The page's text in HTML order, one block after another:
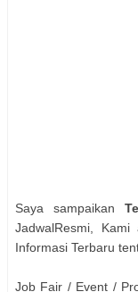
Saya sampaikan
JadwalResmi,
Informasi Terbaru
Job Fair / Event /